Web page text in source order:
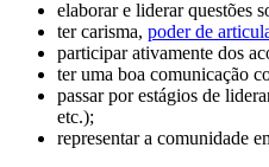
elaborar e liderar questões
ter carisma, poder de
participar ativamente dos
ter uma boa comunicação
passar por estágios de
etc.);
representar a comunidade